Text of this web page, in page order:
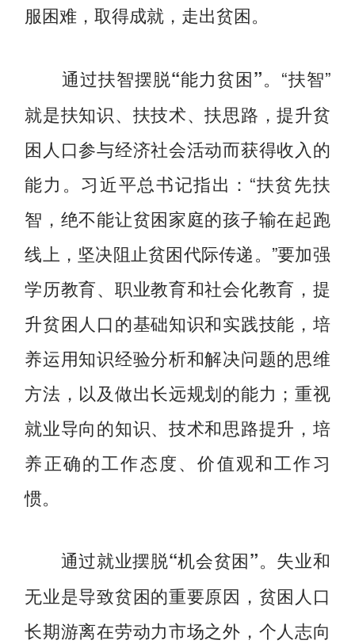
服困难，取得成就，走出贫困。
通过扶智摆脱“能力贫困”。 “扶智”
就是扶知识、扶技术、扶思路，提升贫
困人口参与经济社会活动而获得收入的
能力。习近平总书记指出：“扶贫先扶
智，绝不能让贫困家庭的孩子输在起跑
线上，坚决阻止贫困代际传递。”要加强
学历教育、职业教育和社会化教育，提
升贫困人口的基础知识和实践技能，培
养运用知识经验分析和解决问题的思维
方法，以及做出长远规划的能力；重视
就业导向的知识、技术和思路提升，培
养正确的工作态度、价值观和工作习
惯。
通过就业摆脱“机会贫困”。 失业和
无业是导致贫困的重要原因，贫困人口
长期游离在劳动力市场之外，个人志向